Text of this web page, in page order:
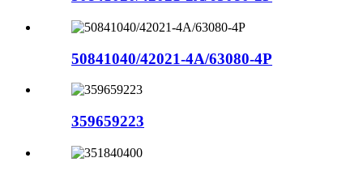
50841040/42021-4A/63080-4P
359659223